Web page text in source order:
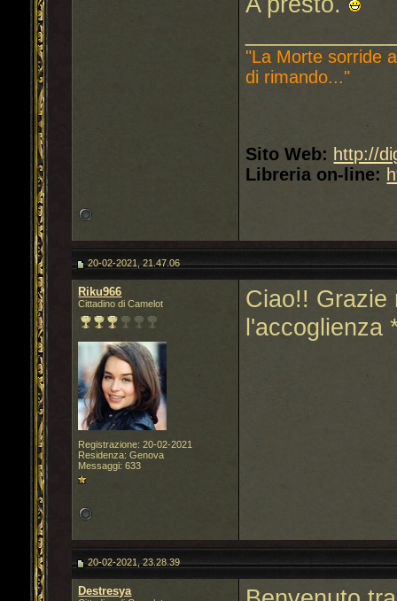
"La Morte sorride
di rimando..."
Sito Web: http://
Libreria on-line:
20-02-2021, 21.47.06
Riku966
Cittadino di Camelot
Registrazione: 20-02-2021
Residenza: Genova
Messaggi: 633
Ciao!! Grazie
l'accoglienza
20-02-2021, 23.28.39
Destresya